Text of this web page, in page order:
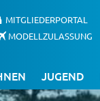
MITGLIEDERPORTAL
MODELLZULASSUNG
JUGEND